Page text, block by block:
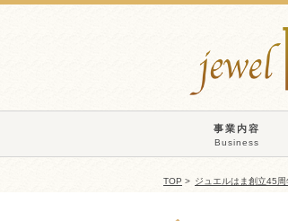
事業内容
Business
TOP > ジュエルはま創立45周